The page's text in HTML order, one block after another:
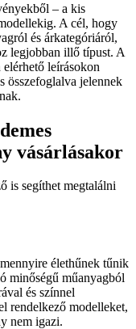
– a kis
A cél, hogy
és árkategóriáról,
legjobban illő típust. A
leírásokon
összefoglalva jelennek
vásárlásakor
is segíthet megtalálni
élethűnek tűnik
minőségű műanyagból
és színnel
rendelkező modelleket,
nem igazi.